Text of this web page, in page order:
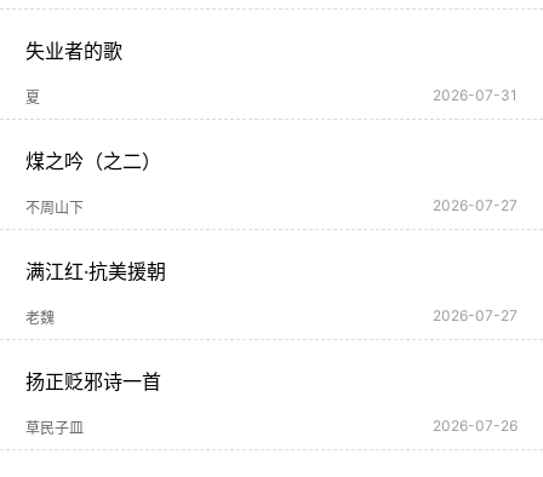
失业者的歌
夏 2026-07-31
煤之吟（之二）
不周山下 2026-07-27
满江红·抗美援朝
老魏 2026-07-27
扬正贬邪诗一首
草民子皿 2026-07-26